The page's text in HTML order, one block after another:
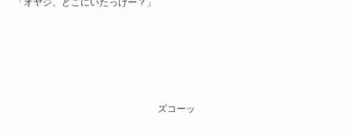
「オヤジ、どこにいたっけー？」
ズコーッ